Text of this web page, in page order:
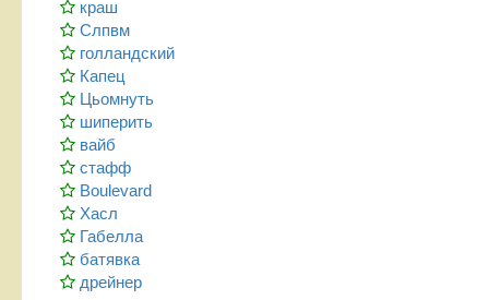
краш
Слпвм
голландский
Капец
Цьомнуть
шиперить
вайб
стафф
Boulevard
Хасл
Габелла
батявка
дрейнер